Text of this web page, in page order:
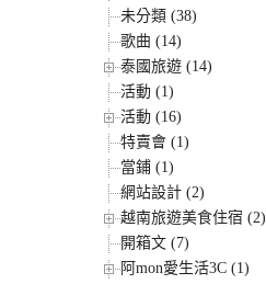
未分類 (38)
歌曲 (14)
泰國旅遊 (14)
活動 (1)
活動 (16)
特賣會 (1)
當鋪 (1)
網站設計 (2)
越南旅遊美食住宿 (2)
開箱文 (7)
阿mon愛生活3C (1)